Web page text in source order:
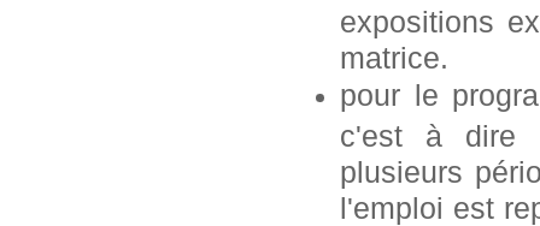
expositions
matrice.
pour le
c'est à dire
plusieurs
l'emploi est